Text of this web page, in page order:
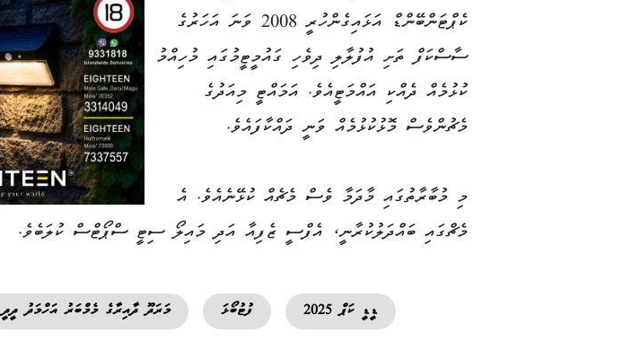
ކެޕްޓަންބޭންޑް އަޅައިގެންހުރީ 2008 ވަނަ އަހަރުގެ
ސާސްކަފް ތަށި އުފުލާލި ދިވެހި ގައުމީޓީމުގައި މުހިއްމު
ކުޅުމެއް ދެއްކި އައްމަޓީއެވެ. އަމައްޓީ މިއަދުގެ
މެޗުންވެސް މޮޅުކުޅުމެއް ވަނީ ދައްކާފައެވެ.
މި މުބާރާތުގައި މާދަމާ ވެސް މެޗެއް ކުޅޭނެއެވެ. އެ
މެޗްގައި ބައްދަލުކުރާނީ، އެފްސީ ޒެފިއާ އަދި މައިލޯ ސިޓީ ސްޕޯޓްސް ކުލަބެވެ.
ޑީޑީ ކަޕް 2025 ފުޓުބޯޅަ މަރަދޫ ދާއިރާގެ މެމްބަރު އަހްމަދު ދީދީ